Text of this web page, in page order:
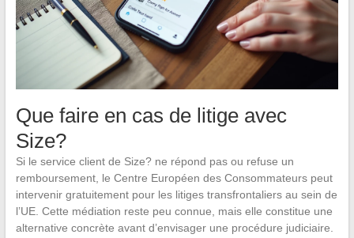
Que faire en cas de litige avec
Size?
Si le service client de Size? ne répond pas ou refuse un
remboursement, le Centre Européen des Consommateurs peut
intervenir gratuitement pour les litiges transfrontaliers au sein de
l’UE. Cette médiation reste peu connue, mais elle constitue une
alternative concrète avant d’envisager une procédure judiciaire.